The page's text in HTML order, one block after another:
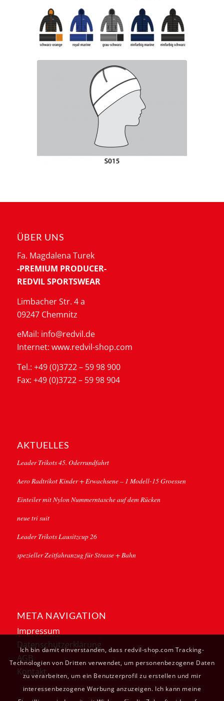
ÜBER UNS
Fa. Magdalena Turek
-PREMIUM PRODUCER-
REDVIL SPORTSWEAR
Limbacher Str. 4 a
09247 Chemnitz
eMail: info@redvil.de
Internet: www.redvil-shop.com
Tel.: +49 (0)3722 – 59 98 900
Fax: +49 (0)3722 – 59 98 904
AKTUELLES
Leader Trikots 45. Oderrundfahrt
Aero Radtrikot Kinder + Erwachsene – 1 Modell-15 Groessen
Einteiler mit Nylon Nummerntasche auf dem Rücken
neue tri suit
Leader Trikots Lausitzcup 26
spezieller Zeitfahranzug für Strasse + Bahn
META NAVIGATION
Impressum
Datenschutzerklärung
AGB
Kontakt
Ich bin damit einverstanden, dass redvil-shop.com Tracking-
Technologien von Dritten verwendet, um personenbezogene Daten
zu verarbeiten, um ein Benutzerprofil zu erstellen und mir
interessenbezogene Werbung anzuzeigen. Ich kann meine